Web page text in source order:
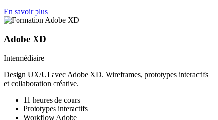
En savoir plus
Adobe XD
Intermédiaire
Design UX/UI avec Adobe XD. Wireframes, prototypes interactifs
et collaboration créative.
11 heures de cours
Prototypes interactifs
Workflow Adobe